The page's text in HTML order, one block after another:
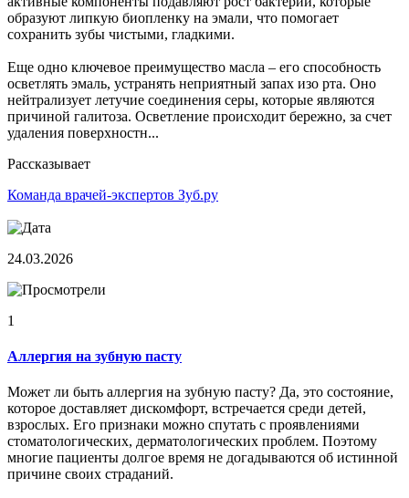
образуют липкую биопленку на эмали, что помогает
сохранить зубы чистыми, гладкими.
Еще одно ключевое преимущество масла – его способность
осветлять эмаль, устранять неприятный запах изо рта. Оно
нейтрализует летучие соединения серы, которые являются
причиной галитоза. Осветление происходит бережно, за счет
удаления поверхностн...
Рассказывает
Команда врачей-экспертов Зуб.ру
24.03.2026
1
Аллергия на зубную пасту
Может ли быть аллергия на зубную пасту? Да, это состояние,
которое доставляет дискомфорт, встречается среди детей,
взрослых. Его признаки можно спутать с проявлениями
стоматологических, дерматологических проблем. Поэтому
многие пациенты долгое время не догадываются об истинной
причине своих страданий.